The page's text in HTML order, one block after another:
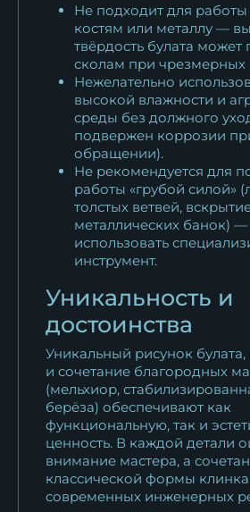
Не подходит для
костям или металлу —
твёрдость булата может
сколам при чрезмерных
Нежелательно
высокой влажности и
среды без должного
подвержен коррозии
обращении).
Не рекомендуется для
работы «грубой силой»
толстых ветвей,
металлических банок)
использовать
инструмент.
Уникальность и
достоинства
Уникальный рисунок булата,
и сочетание благородных
(мельхиор,
берёза) обеспечивают как
функциональную, так и
ценность. В каждой детали
внимание мастера, а
классической формы
современных инженерных